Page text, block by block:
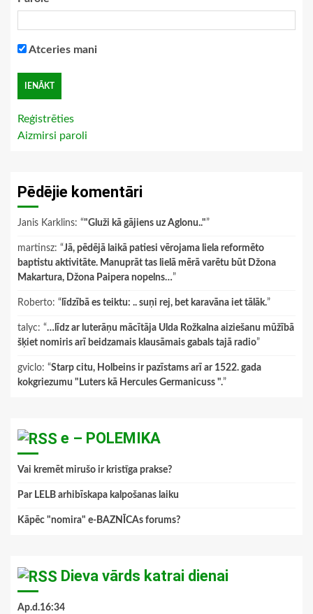
Atceries mani
Reģistrēties
Aizmirsi paroli
Pēdējie komentāri
Janis Karklins: “"Gluži kā gājiens uz Aglonu.."”
martinsz: “Jā, pēdējā laikā patiesi vērojama liela reformēto
baptistu aktivitāte. Manuprāt tas lielā mērā varētu būt Džona
Makartura, Džona Paipera nopelns…”
Roberto: “ līdzībā es teiktu: .. suņi rej, bet karavāna iet tālāk.”
talyc: “…līdz ar luterāņu mācītāja Ulda Rožkalna aiziešanu mūžībā
šķiet nomiris arī beidzamais klausāmais gabals tajā radio”
gviclo: “Starp citu, Holbeins ir pazīstams arī ar 1522. gada
kokgriezumu "Luters kā Hercules Germanicuss ".”
e – POLEMIKA
Vai kremēt mirušo ir kristīga prakse?
Par LELB arhibīskapa kalpošanas laiku
Kāpēc "nomira" e-BAZNĪCAs forums?
Dieva vārds katrai dienai
Ap.d.16:34